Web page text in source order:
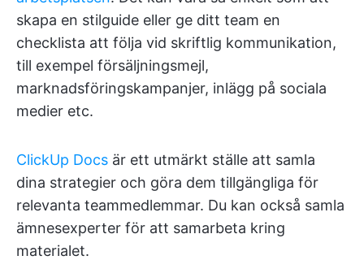
skapa en stilguide eller ge ditt team en
checklista att följa vid skriftlig kommunikation,
till exempel försäljningsmejl,
marknadsföringskampanjer, inlägg på sociala
medier etc.
ClickUp Docs är ett utmärkt ställe att samla
dina strategier och göra dem tillgängliga för
relevanta teammedlemmar. Du kan också samla
ämnesexperter för att samarbeta kring
materialet.